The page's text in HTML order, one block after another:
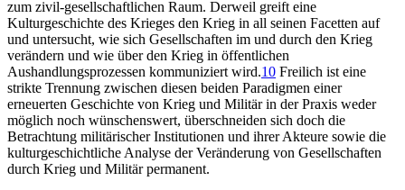
zum zivil-gesellschaftlichen Raum. Derweil greift eine
Kulturgeschichte des Krieges den Krieg in all seinen Facetten auf
und untersucht, wie sich Gesellschaften im und durch den Krieg
verändern und wie über den Krieg in öffentlichen
Aushandlungsprozessen kommuniziert wird.10 Freilich ist eine
strikte Trennung zwischen diesen beiden Paradigmen einer
erneuerten Geschichte von Krieg und Militär in der Praxis weder
möglich noch wünschenswert, überschneiden sich doch die
Betrachtung militärischer Institutionen und ihrer Akteure sowie die
kulturgeschichtliche Analyse der Veränderung von Gesellschaften
durch Krieg und Militär permanent.